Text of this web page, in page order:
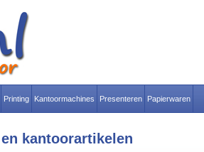
Printing Kantoormachines Presenteren Papierwaren
kantoorartikelen